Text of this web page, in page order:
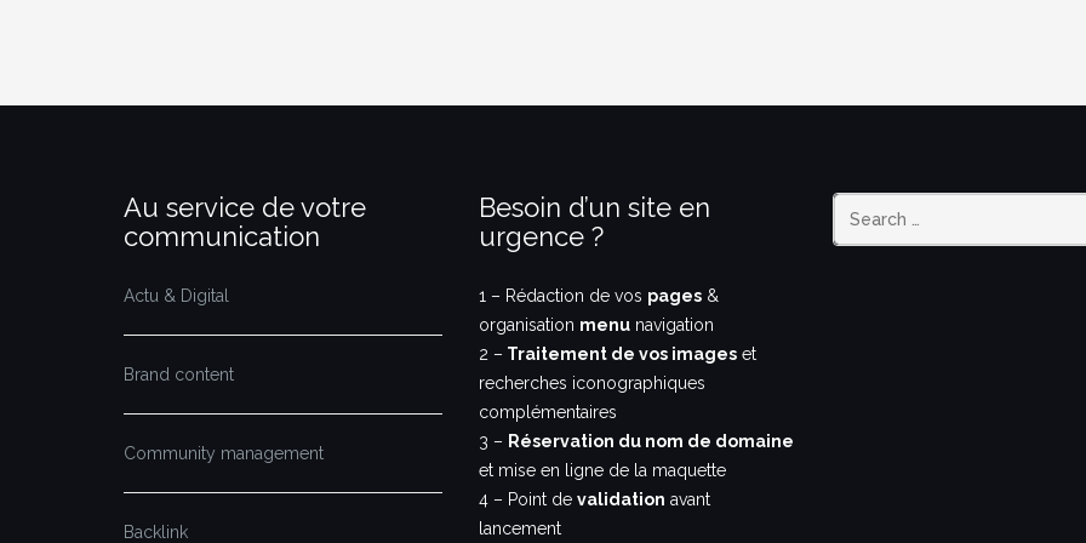
Au service de votre
communication
Actu & Digital
Brand content
Community management
Backlink
Besoin d’un site en
urgence ?
1 – Rédaction de vos pages&
organisation menunavigation
2 – Traitement de vos imageset
recherches iconographiques
complémentaires
3 – Réservation du nom de domaine
et mise en ligne de la maquette
4 – Point de validation avant
lancement